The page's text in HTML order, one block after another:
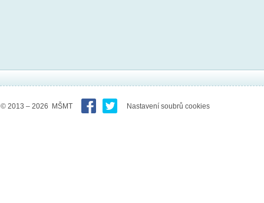
© 2013 – 2026 MŠMT Nastavení soubrů cookies